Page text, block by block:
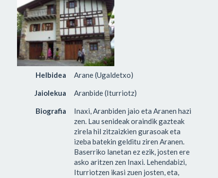
Helbidea Arane (Ugaldetxo)
Jaiolekua Aranbide (Iturriotz)
Biografia
Inaxi, Aranbiden jaio eta Aranen hazi
zen. Lau senideak oraindik gazteak
zirela hil zitzaizkien gurasoak eta
izeba batekin gelditu ziren Aranen.
Baserriko lanetan ez ezik, josten ere
asko aritzen zen Inaxi. Lehendabizi,
Iturriotzen ikasi zuen josten, eta,